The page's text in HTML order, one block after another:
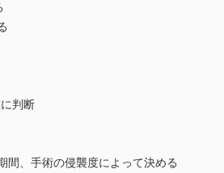
判断
、手術の侵襲度によって決める